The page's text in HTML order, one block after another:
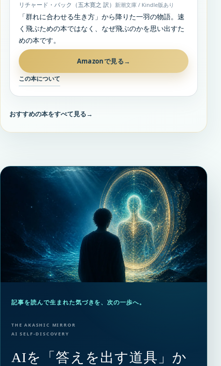
リチャード・バック（五木寛之 訳） 新潮文庫 / Kindle版あり
「群れに合わせる生き方」から降りた一羽の物語。速
く飛ぶための本ではなく、なぜ飛ぶのかを思い出すた
めの本です。
Amazonで見る→
この本について
おすすめの本をすべて見る→
記事を読んで生まれた気づきを、次の一歩へ。
THE AKASHIC MIRROR
AI SELF-DISCOVERY
AIを「答えを出す道具」か